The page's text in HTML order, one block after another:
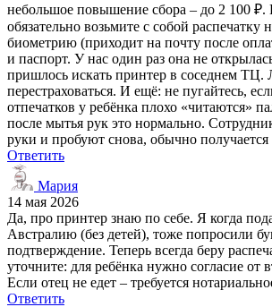
небольшое повышение сбора – до 2 100 ₽.
обязательно возьмите с собой распечатку
биометрию (приходит на почту после
и паспорт. У нас один раз она не
пришлось искать принтер в соседнем ТЦ.
перестраховаться. И ещё: не пугайтесь,
отпечатков у ребёнка плохо «читаются»
после мытья рук это нормально.
руки и пробуют снова, обычно получается
Ответить
Мария
14 мая 2026
Да, про принтер знаю по себе. Я когда
Австралию (без детей), тоже попросили
подтверждение. Теперь всегда беру
уточните: для ребёнка нужно согласие от
Если отец не едет – требуется
Ответить